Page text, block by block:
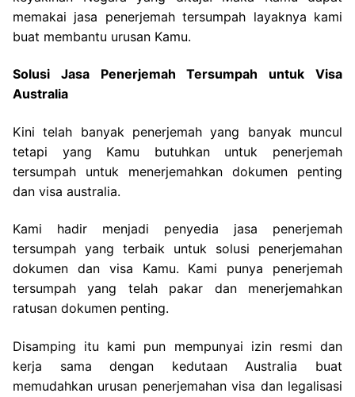
memakai jasa penerjemah tersumpah layaknya kami
buat membantu urusan Kamu.
Solusi Jasa Penerjemah Tersumpah untuk Visa
Australia
Kini telah banyak penerjemah yang banyak muncul
tetapi yang Kamu butuhkan untuk penerjemah
tersumpah untuk menerjemahkan dokumen penting
dan visa australia.
Kami hadir menjadi penyedia jasa penerjemah
tersumpah yang terbaik untuk solusi penerjemahan
dokumen dan visa Kamu. Kami punya penerjemah
tersumpah yang telah pakar dan menerjemahkan
ratusan dokumen penting.
Disamping itu kami pun mempunyai izin resmi dan
kerja sama dengan kedutaan Australia buat
memudahkan urusan penerjemahan visa dan legalisasi